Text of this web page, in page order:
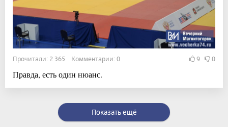
Прочитали: 2 365 Комментарии: 0 9 0
Правда, есть один нюанс.
Показать ещё